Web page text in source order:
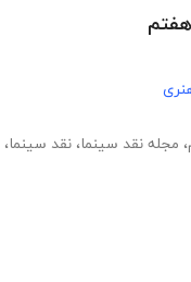
، مجله نقد سینما، نقد سینما،